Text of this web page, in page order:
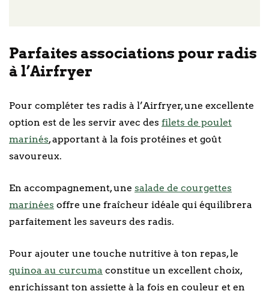
Parfaites associations pour radis
à l’Airfryer
Pour compléter tes radis à l’Airfryer, une excellente
option est de les servir avec des filets de poulet
marinés, apportant à la fois protéines et goût
savoureux.
En accompagnement, une salade de courgettes
marinées offre une fraîcheur idéale qui équilibrera
parfaitement les saveurs des radis.
Pour ajouter une touche nutritive à ton repas, le
quinoa au curcuma constitue un excellent choix,
enrichissant ton assiette à la fois en couleur et en